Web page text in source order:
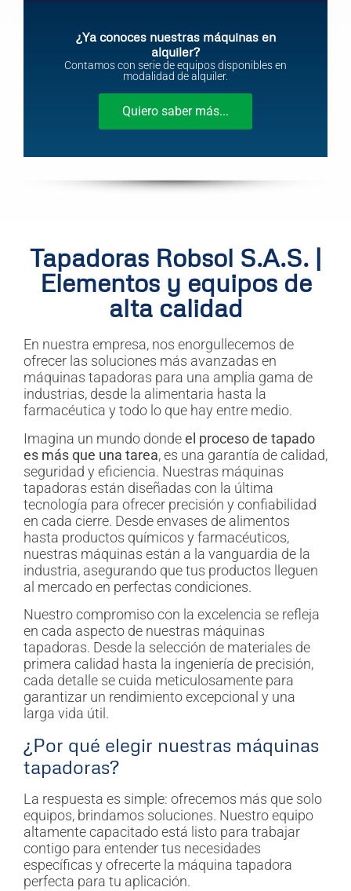
¿Ya conoces nuestras máquinas en
alquiler?
Contamos con serie de equipos disponibles en
modalidad de alquiler.
Quiero saber más...
Tapadoras Robsol S.A.S. |
Elementos y equipos de
alta calidad
En nuestra empresa, nos enorgullecemos de
ofrecer las soluciones más avanzadas en
máquinas tapadoras para una amplia gama de
industrias, desde la alimentaria hasta la
farmacéutica y todo lo que hay entre medio.
Imagina un mundo dondeel proceso de tapado
es más que una tarea, es una garantía de calidad,
seguridad y eficiencia. Nuestras máquinas
tapadoras están diseñadas con la última
tecnología para ofrecer precisión y confiabilidad
en cada cierre. Desde envases de alimentos
hasta productos químicos y farmacéuticos,
nuestras máquinas están a la vanguardia de la
industria, asegurando que tus productos lleguen
al mercado en perfectas condiciones.
Nuestro compromiso con la excelencia se refleja
en cada aspecto de nuestras máquinas
tapadoras. Desde la selección de materiales de
primera calidad hasta la ingeniería de precisión,
cada detalle se cuida meticulosamente para
garantizar un rendimiento excepcional y una
larga vida útil.
¿Por qué elegir nuestras máquinas
tapadoras?
La respuesta es simple: ofrecemos más que solo
equipos, brindamos soluciones. Nuestro equipo
altamente capacitado está listo para trabajar
contigo para entender tus necesidades
específicas y ofrecerte la máquina tapadora
perfecta para tu aplicación.